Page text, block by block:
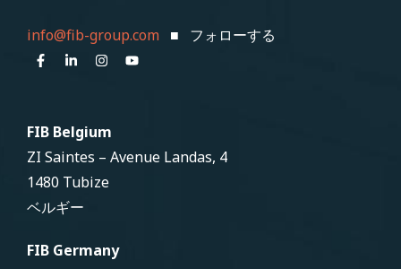
info@fib-group.com ■ フォローする
FIB Belgium
ZI Saintes – Avenue Landas, 4
1480 Tubize
ベルギー
FIB Germany